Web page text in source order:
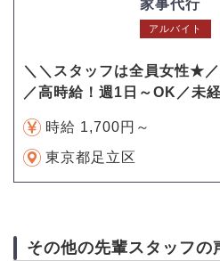
家事代行
アルバイト
＼＼スタッフは全員女性★
／高時給！週1日～OK／未
時給 1,700円～
東京都足立区
その他の先輩スタッフの